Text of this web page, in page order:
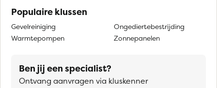
Populaire klussen
Gevelreiniging
Warmtepompen
Ongediertebestrijding
Zonnepanelen
Ben jij een specialist?
Ontvang aanvragen via kluskenner